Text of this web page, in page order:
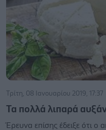
Τρίτη, 08 Ιανουαρίου 2019, 17:37
Τα πολλά λιπαρά
Έρευνα επίσης έδειξε ότι ο